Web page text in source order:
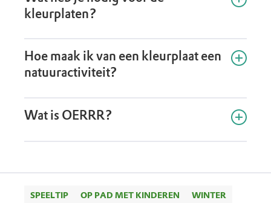
school, bij de kinderopvang of tijdens een
natuuractiviteit.
kleurplaten?
stiften, wasco of verf nodig.
Hoe maak ik van een kleurplaat een
natuuractiviteit?
daarna buiten op zoek naar dieren, planten, kleuren
of sporen die bij de tekening passen.
Wat is OERRR?
SPEELTIP OP PAD MET KINDEREN WINTER